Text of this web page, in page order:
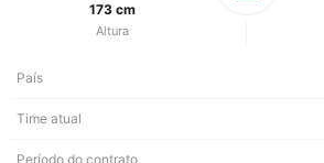
173 cm
Altura
País
Time atual
Período do contrato